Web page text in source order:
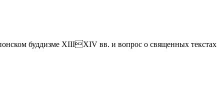
буддизме XIIIXIV вв. и вопрос о священных текстах